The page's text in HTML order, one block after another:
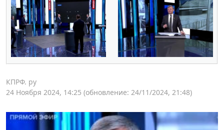
КПРФ. ру
24 Ноября 2024, 14:25 (обновление: 24/11/2024, 21:48)